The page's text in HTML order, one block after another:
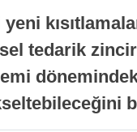
tedarik